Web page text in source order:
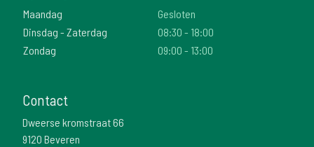
Maandag
Gesloten
Dinsdag - Zaterdag
08:30 - 18:00
Zondag
09:00 - 13:00
Contact
Dweerse kromstraat 66
9120 Beveren